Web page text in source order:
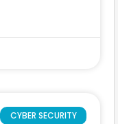
CYBER SECURITY